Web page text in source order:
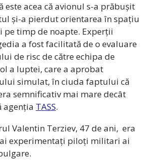
este acea că avionul s-a prăbușit
și-a pierdut orientarea în spațiu
timp de noapte. Experții
a fost facilitată de o evaluare
de risc de către echipa de
a luptei, care a aprobat
simulat, în ciuda faptului că
semnificativ mai mare decât
agenția TASS.
Valentin Terziev, 47 de ani, era
experimentați piloți militari ai